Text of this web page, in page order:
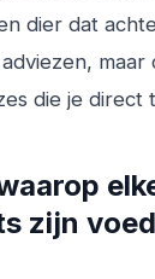
dier dat
die je direct
zijn